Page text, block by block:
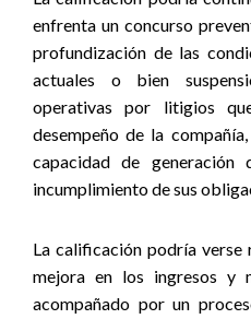
enfrenta un concurso
profundización de las
actuales o bien
operativas por litigios
desempeño de la
capacidad de
incumplimiento de sus
La calificación podría verse
mejora en los ingresos y
acompañado por un